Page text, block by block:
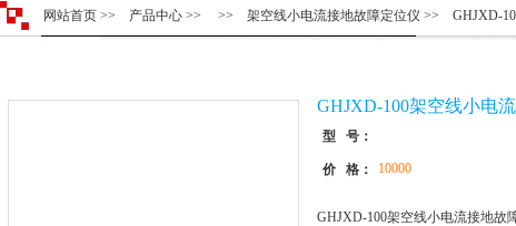
网站首页 >> 产品中心 >> >> 架空线小电流接地故障定位仪 >> GHJXD-
GHJXD-100架空线小电
型 号：
价 格： 10000
GHJXD-100架空线小电流接地故